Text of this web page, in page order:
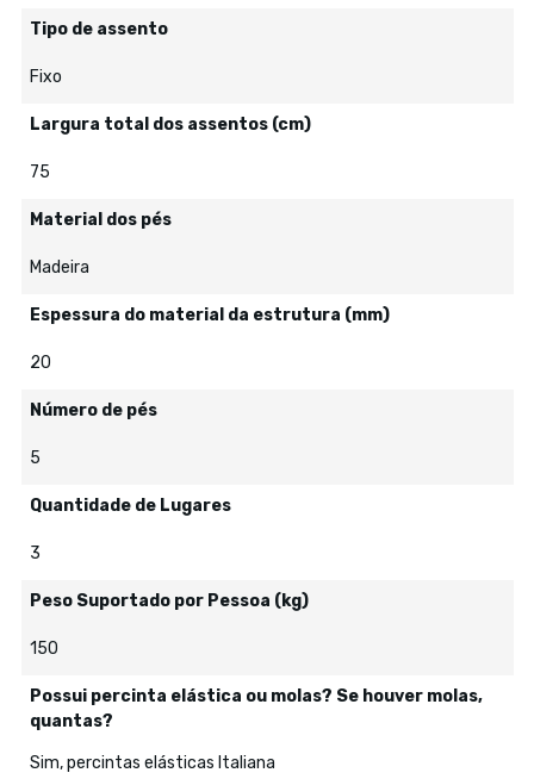
Tipo de assento
Fixo
Largura total dos assentos (cm)
75
Material dos pés
Madeira
Espessura do material da estrutura (mm)
20
Número de pés
5
Quantidade de Lugares
3
Peso Suportado por Pessoa (kg)
150
Possui percinta elástica ou molas? Se houver molas,
quantas?
Sim, percintas elásticas Italiana